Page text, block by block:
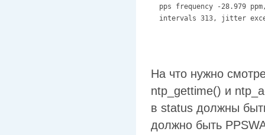
pps frequency -28.979
intervals 313, jitter
На что нужно
ntp_gettime() и
в status должны
должно быть